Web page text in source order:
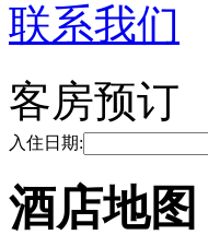
联系我们
客房预订
入住日期:
酒店地图